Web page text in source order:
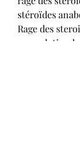
stéroïdes
Rage des
musculation